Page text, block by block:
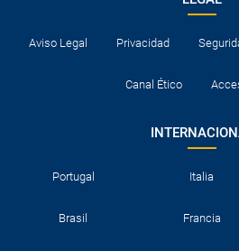
Aviso Legal Privacidad
Canal Ético
Portugal Italia
Brasil Francia